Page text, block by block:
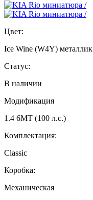
Цвет:
Ice Wine (W4Y) металлик
Статус:
В наличии
Модификация
1.4 6МТ (100 л.с.)
Комплектация:
Classic
Коробка:
Механическая